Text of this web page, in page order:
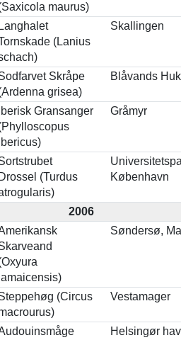
maurus)
Langhalet
(Lanius
Skallingen
Skråpe
grisea)
Blåvands Huk
Iberisk Gransanger
Gråmyr
Drossel (Turdus
København
2006
Søndersø,
(Circus
Vestamager
Helsingør